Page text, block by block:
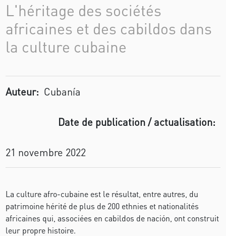
L'héritage des sociétés
africaines et des cabildos dans
la culture cubaine
Auteur: Cubanía
Date de publication / actualisation:
21 novembre 2022
La culture afro-cubaine est le résultat, entre autres, du
patrimoine hérité de plus de 200 ethnies et nationalités
africaines qui, associées en cabildos de nación, ont construit
leur propre histoire.